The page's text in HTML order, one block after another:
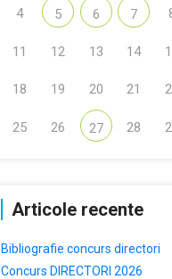
4 5 6 7
11 12 13 14
18 19 20 21
25 26 27 28
Articole recente
Bibliografie concurs directori
Concurs DIRECTORI 2026